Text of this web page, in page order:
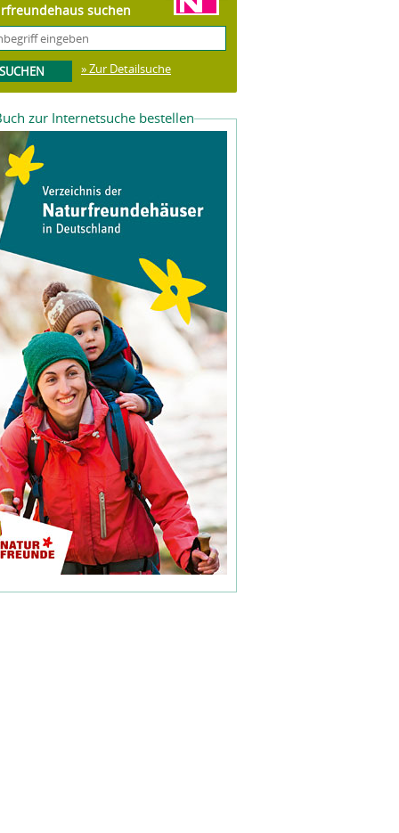
suchen
» Zur Detailsuche
zur Internetsuche bestellen